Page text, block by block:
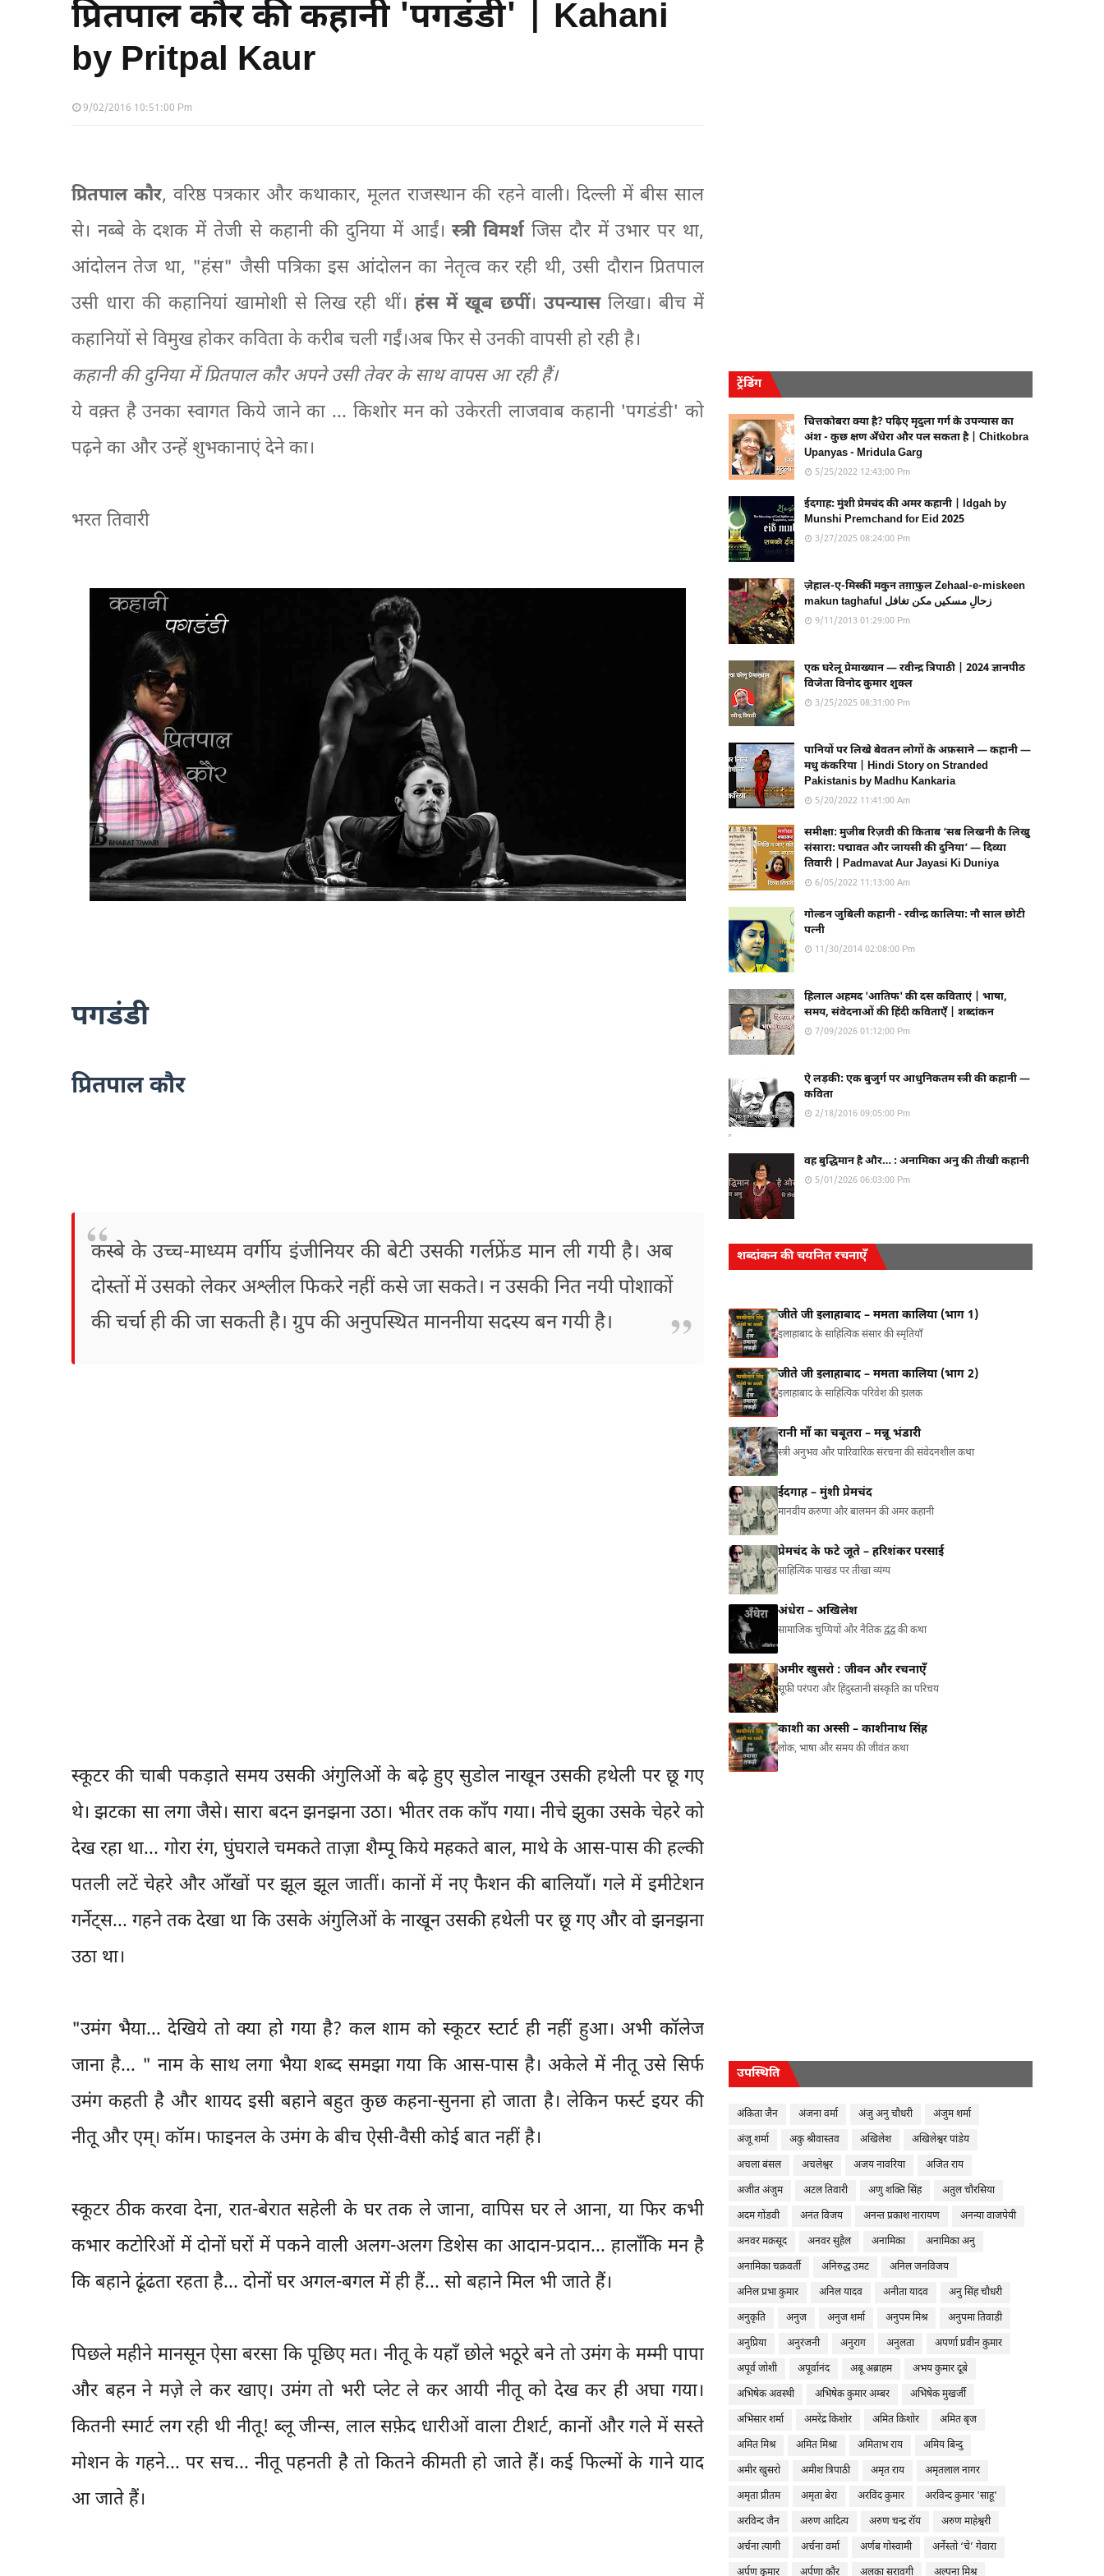
प्रितपाल कौर की कहानी 'पगडंडी' | Kahani
by Pritpal Kaur
9/02/2016 10:51:00 Pm
प्रितपाल कौर, वरिष्ठ पत्रकार और कथाकार, मूलत राजस्थान की रहने वाली। दिल्ली में बीस साल
से। नब्बे के दशक में तेजी से कहानी की दुनिया में आईं।स्त्री विमर्श जिस दौर में उभार पर था,
आंदोलन तेज था, "हंस" जैसी पत्रिका इस आंदोलन का नेतृत्व कर रही थी, उसी दौरान प्रितपाल
उसी धारा की कहानियां खामोशी से लिख रही थीं। हंस में खूब छपीं। उपन्यास लिखा। बीच में
कहानियों से विमुख होकर कविता के करीब चली गईं।अब फिर से उनकी वापसी हो रही है।
कहानी की दुनिया में प्रितपाल कौर अपने उसी तेवर के साथ वापस आ रही हैं।
ये वक़्त है उनका स्वागत किये जाने का ... किशोर मन को उकेरती लाजवाब कहानी 'पगडंडी' को
पढ़ने का और उन्हें शुभकानाएं देने का।
भरत तिवारी
पगडंडी
प्रितपाल कौर
कस्बे के उच्च-माध्यम वर्गीय इंजीनियर की बेटी उसकी गर्लफ्रेंड मान ली गयी है। अब
दोस्तों में उसको लेकर अश्लील फिकरे नहीं कसे जा सकते। न उसकी नित नयी पोशाकों
की चर्चा ही की जा सकती है। ग्रुप की अनुपस्थित माननीया सदस्य बन गयी है।
स्कूटर की चाबी पकड़ाते समय उसकी अंगुलिओं के बढ़े हुए सुडोल नाखून उसकी हथेली पर छू गए
थे। झटका सा लगा जैसे। सारा बदन झनझना उठा। भीतर तक काँप गया। नीचे झुका उसके चेहरे को
देख रहा था... गोरा रंग, घुंघराले चमकते ताज़ा शैम्पू किये महकते बाल, माथे के आस-पास की हल्की
पतली लटें चेहरे और आँखों पर झूल झूल जातीं। कानों में नए फैशन की बालियाँ। गले में इमीटेशन
गर्नेट्स... गहने तक देखा था कि उसके अंगुलिओं के नाखून उसकी हथेली पर छू गए और वो झनझना
उठा था।
"उमंग भैया... देखिये तो क्या हो गया है? कल शाम को स्कूटर स्टार्ट ही नहीं हुआ। अभी कॉलेज
जाना है... " नाम के साथ लगा भैया शब्द समझा गया कि आस-पास है। अकेले में नीतू उसे सिर्फ
उमंग कहती है और शायद इसी बहाने बहुत कुछ कहना-सुनना हो जाता है। लेकिन फर्स्ट इयर की
नीतू और एम्। कॉम। फाइनल के उमंग के बीच ऐसी-वैसी कोई बात नहीं है।
स्कूटर ठीक करवा देना, रात-बेरात सहेली के घर तक ले जाना, वापिस घर ले आना, या फिर कभी
कभार कटोरिओं में दोनों घरों में पकने वाली अलग-अलग डिशेस का आदान-प्रदान... हालाँकि मन है
कि बहाने ढूंढता रहता है... दोनों घर अगल-बगल में ही हैं... सो बहाने मिल भी जाते हैं।
पिछले महीने मानसून ऐसा बरसा कि पूछिए मत। नीतू के यहाँ छोले भठूरे बने तो उमंग के मम्मी पापा
और बहन ने मज़े ले कर खाए। उमंग तो भरी प्लेट ले कर आयी नीतू को देख कर ही अघा गया।
कितनी स्मार्ट लग रही थी नीतू! ब्लू जीन्स, लाल सफ़ेद धारीओं वाला टीशर्ट, कानों और गले में सस्ते
मोशन के गहने... पर सच... नीतू पहनती है तो कितने कीमती हो जाते हैं। कई फिल्मों के गाने याद
आ जाते हैं।
ट्रेंडिंग
चित्तकोबरा क्या है? पढ़िए मृदुला गर्ग के उपन्यास का
अंश - कुछ क्षण अँधेरा और पल सकता है | Chitkobra
Upanyas - Mridula Garg
5/25/2022 12:43:00 Pm
ईदगाह: मुंशी प्रेमचंद की अमर कहानी | Idgah by
Munshi Premchand for Eid 2025
3/27/2025 08:24:00 Pm
ज़ेहाल-ए-मिस्कीं मकुन तग़ाफ़ुल Zehaal-e-miskeen
makun taghaful زحالِ مسکیں مکن تغافل
9/11/2013 01:29:00 Pm
एक घरेलू प्रेमाख्यान — रवीन्द्र त्रिपाठी | 2024 ज्ञानपीठ
विजेता विनोद कुमार शुक्ल
3/25/2025 08:31:00 Pm
पानियों पर लिखे बेवतन लोगों के अफ़साने — कहानी —
मधु कंकरिया | Hindi Story on Stranded
Pakistanis by Madhu Kankaria
5/20/2022 11:41:00 Am
समीक्षा: मुजीब रिज़वी की किताब ‘सब लिखनी कै लिखु
संसारा: पद्मावत और जायसी की दुनिया’ — दिव्या
तिवारी | Padmavat Aur Jayasi Ki Duniya
6/05/2022 11:13:00 Am
गोल्डन जुबिली कहानी - रवीन्द्र कालिया: नौ साल छोटी
पत्नी
11/30/2014 02:08:00 Pm
हिलाल अहमद 'आतिफ' की दस कविताएं | भाषा,
समय, संवेदनाओं की हिंदी कविताएँ | शब्दांकन
7/09/2026 01:12:00 Pm
ऐ लड़की: एक बुजुर्ग पर आधुनिकतम स्त्री की कहानी —
कविता
2/18/2016 09:05:00 Pm
वह बुद्धिमान है और… : अनामिका अनु की तीखी कहानी
5/01/2026 06:03:00 Pm
शब्दांकन की चयनित रचनाएँ
जीते जी इलाहाबाद – ममता कालिया (भाग 1)
इलाहाबाद के साहित्यिक संसार की स्मृतियाँ
जीते जी इलाहाबाद – ममता कालिया (भाग 2)
इलाहाबाद के साहित्यिक परिवेश की झलक
रानी माँ का चबूतरा – मन्नू भंडारी
स्त्री अनुभव और पारिवारिक संरचना की संवेदनशील कथा
ईदगाह – मुंशी प्रेमचंद
मानवीय करुणा और बालमन की अमर कहानी
प्रेमचंद के फटे जूते – हरिशंकर परसाई
साहित्यिक पाखंड पर तीखा व्यंग्य
अंधेरा – अखिलेश
सामाजिक चुप्पियों और नैतिक द्वंद्व की कथा
अमीर खुसरो : जीवन और रचनाएँ
सूफ़ी परंपरा और हिंदुस्तानी संस्कृति का परिचय
काशी का अस्सी – काशीनाथ सिंह
लोक, भाषा और समय की जीवंत कथा
उपस्थिति
अंकिता जैन अंजना वर्मा अंजु अनु चौधरी
अंजुम शर्मा
अंजू शर्मा
अकु श्रीवास्तव अखिलेश
अखिलेश्वर पांडेय
अचला बंसल
अचलेश्वर अजय नावरिया
अजित राय
अजीत अंजुम
अटल तिवारी अणु शक्ति सिंह
अतुल चौरसिया
अदम गोंडवी
अनंत विजय अनन्त प्रकाश नारायण
अनन्या वाजपेयी
अनवर मक़सूद
अनवर सुहैल अनामिका
अनामिका अनु
अनामिका चक्रवर्ती
अनिरुद्ध उमट
अनिल जनविजय
अनिल प्रभा कुमार
अनिल यादव अनीता यादव
अनु सिंह चौधरी
अनुकृति
अनुज अनुज शर्मा अनुपम मिश्र
अनुपमा तिवाड़ी
अनुप्रिया
अनुरंजनी अनुराग अनुलता
अपर्णा प्रवीन कुमार
अपूर्व जोशी
अपूर्वानंद अबू अब्राहम
अभय कुमार दूबे
अभिषेक अवस्थी
अभिषेक कुमार अम्बर
अभिषेक मुखर्जी
अभिसार शर्मा
अमरेंद्र किशोर अमित किशोर
अमित बृज
अमित मिश्र
अमित मिश्रा अमिताभ राय
अमिय बिन्दु
अमीर खुसरो
अमीश त्रिपाठी अमृत राय
अमृतलाल नागर
अमृता प्रीतम
अमृता बेरा अरविंद कुमार
अरविन्द कुमार 'साहू'
अरविन्द जैन
अरुण आदित्य अरुण चन्द्र रॉय
अरुण माहेश्वरी
अर्चना त्यागी
अर्चना वर्मा अर्णब गोस्वामी
अर्नेस्तो ‘चे’ गेवारा
अर्पण कुमार
अर्पणा कौर अलका सरावगी अल्पना मिश्र